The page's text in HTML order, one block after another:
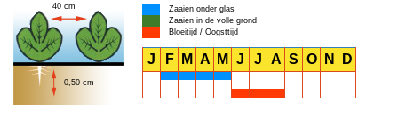
0,50 cm
40 cm
Zaaien onder glas
Zaaien in de volle grond
Bloeitijd / Oogsttijd
J F M A M J J A S O N D